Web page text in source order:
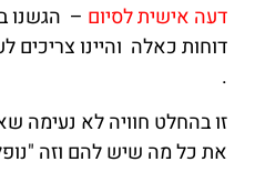
דעה אישית לסיום – הגשנו
דוחות כאלה והיינו
.
זו בהחלט חוויה לא נעימה
את כל מה שיש להם וזה